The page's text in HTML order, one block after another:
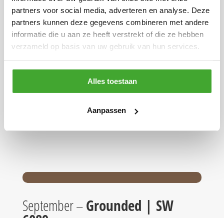
partners voor social media, adverteren en analyse. Deze
partners kunnen deze gegevens combineren met andere
informatie die u aan ze heeft verstrekt of die ze hebben
verzameld op basis van uw gebruik van hun services.
Alles toestaan
Aanpassen
September –Grounded | SW